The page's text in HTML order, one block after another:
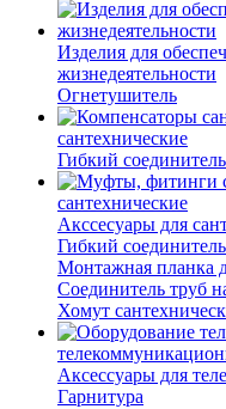
Изделия для
жизнедеятельности
Огнетушитель
сантехнические
Гибкий
сантехнические
Акссесуары для
Гибкий
Монтажная планка
Соединитель труб
Хомут
Аксессуары для
Гарнитура